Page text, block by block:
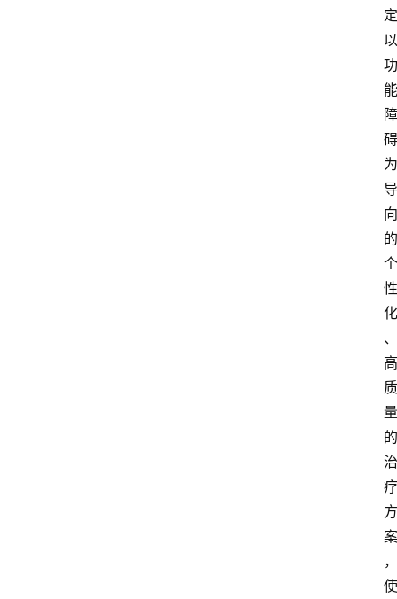
定
以
功
能
障
碍
为
导
向
的
个
性
化
、
高
质
量
的
治
疗
方
案
，
使